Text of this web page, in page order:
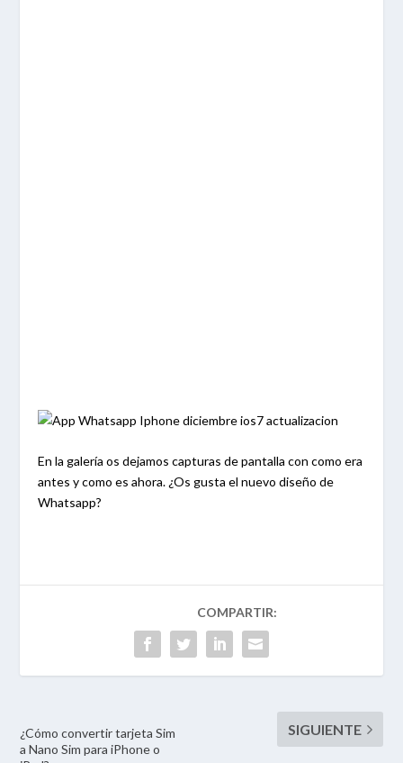
En la galería os dejamos capturas de pantalla con como era
antes y como es ahora. ¿Os gusta el nuevo diseño de
Whatsapp?
¿Cómo convertir tarjeta Sim
a Nano Sim para iPhone o